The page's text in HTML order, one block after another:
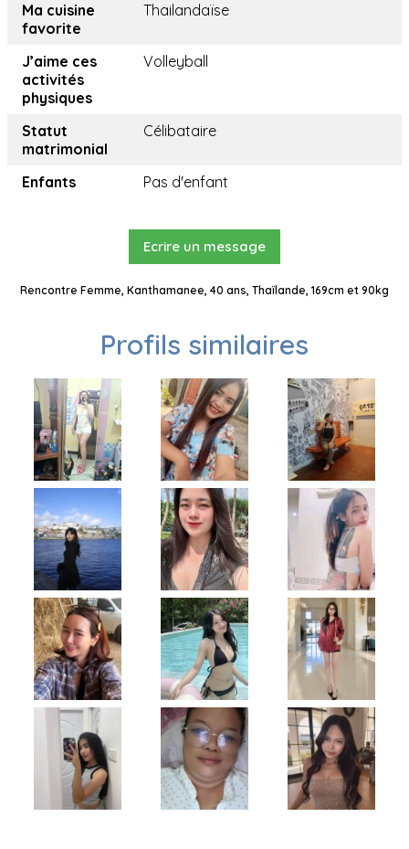
Ma cuisine
favorite
Thailandaïse
J’aime ces
activités
physiques
Volleyball
Statut
matrimonial
Célibataire
Enfants Pas d'enfant
Ecrire un message
Rencontre Femme, Kanthamanee, 40 ans, Thaïlande, 169cm et 90kg
Profils similaires